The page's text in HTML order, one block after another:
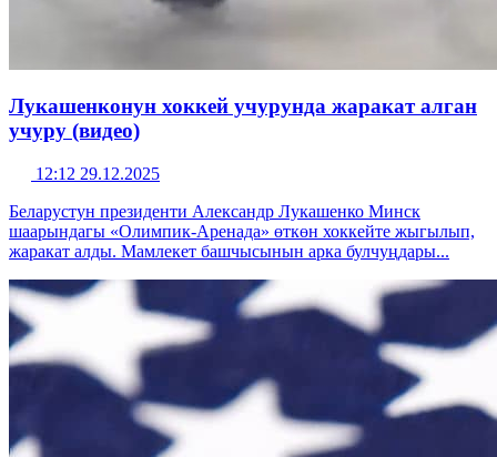
Лукашенконун хоккей учурунда жаракат алган
учуру (видео)
12:12 29.12.2025
Беларустун президенти Александр Лукашенко Минск
шаарындагы «Олимпик-Аренада» өткөн хоккейте жыгылып,
жаракат алды. Мамлекет башчысынын арка булчуңдары...